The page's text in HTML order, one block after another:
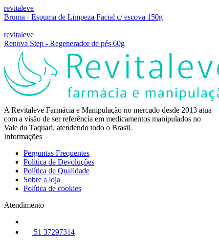
revitaleve
Bruma - Espuma de Limpeza Facial c/ escova 150g
revitaleve
Renova Step - Regenerador de pés 60g
A Revitaleve Farmácia e Manipulação no mercado desde 2013 atua
com a visão de ser referência em medicamentos manipulados no
Vale do Taquari, atendendo todo o Brasil.
Informações
Perguntas Frequentes
Política de Devoluções
Política de Qualidade
Sobre a loja
Política de cookies
Atendimento
51 37297314